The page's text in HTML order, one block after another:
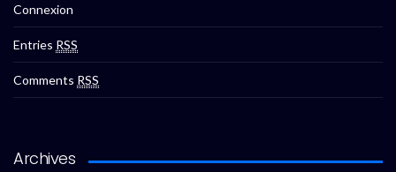
Connexion
Entries RSS
Comments RSS
Archives